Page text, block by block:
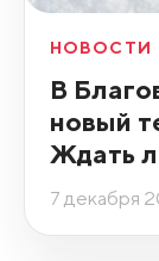
НОВОСТИ
В
новый
Ждать
7 декабря